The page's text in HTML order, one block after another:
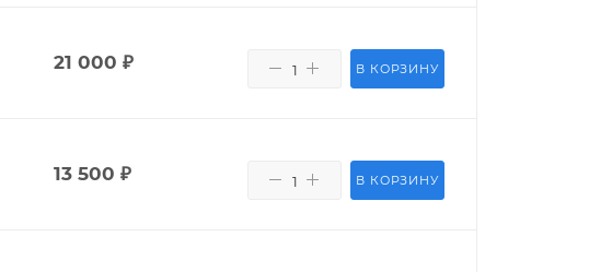
21 000 ₽ В КОРЗИНУ
13 500 ₽ В КОРЗИНУ